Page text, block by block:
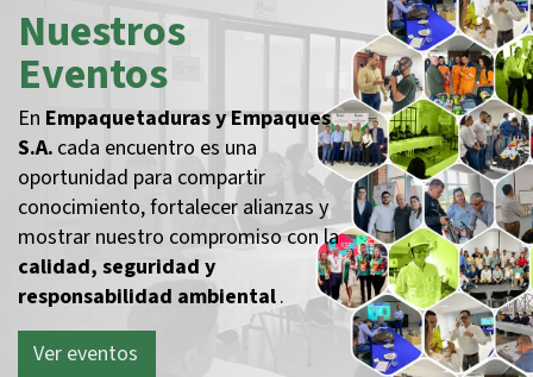
Nuestros
Eventos
En Empaquetaduras y Empaques
S.A. cada encuentro es una
oportunidad para compartir
conocimiento, fortalecer alianzas y
mostrar nuestro compromiso con la
calidad, seguridad y
responsabilidad ambiental.
Ver eventos